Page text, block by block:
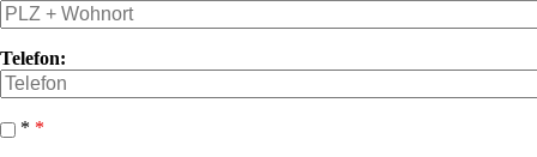
Telefon:
* *